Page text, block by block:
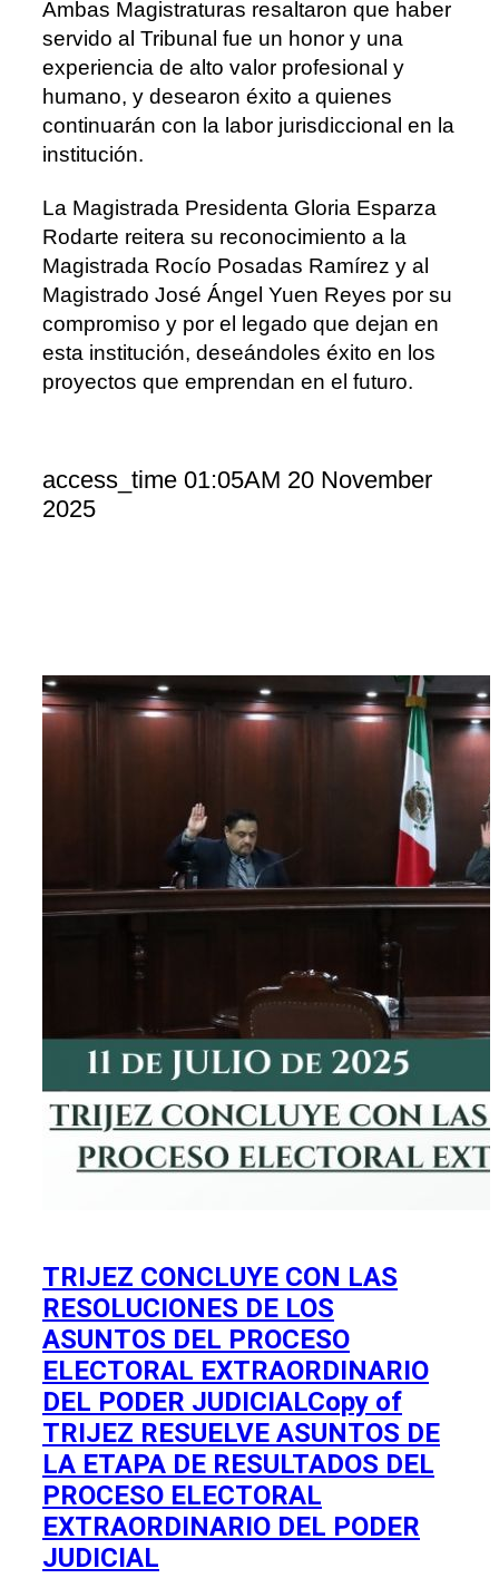
Ambas Magistraturas resaltaron que haber
servido al Tribunal fue un honor y una
experiencia de alto valor profesional y
humano, y desearon éxito a quienes
continuarán con la labor jurisdiccional en la
institución.
La Magistrada Presidenta Gloria Esparza
Rodarte reitera su reconocimiento a la
Magistrada Rocío Posadas Ramírez y al
Magistrado José Ángel Yuen Reyes por su
compromiso y por el legado que dejan en
esta institución, deseándoles éxito en los
proyectos que emprendan en el futuro.
access_time 01:05AM 20 November
2025
TRIJEZ CONCLUYE CON LAS
RESOLUCIONES DE LOS
ASUNTOS DEL PROCESO
ELECTORAL EXTRAORDINARIO
DEL PODER JUDICIALCopy of
TRIJEZ RESUELVE ASUNTOS DE
LA ETAPA DE RESULTADOS DEL
PROCESO ELECTORAL
EXTRAORDINARIO DEL PODER
JUDICIAL